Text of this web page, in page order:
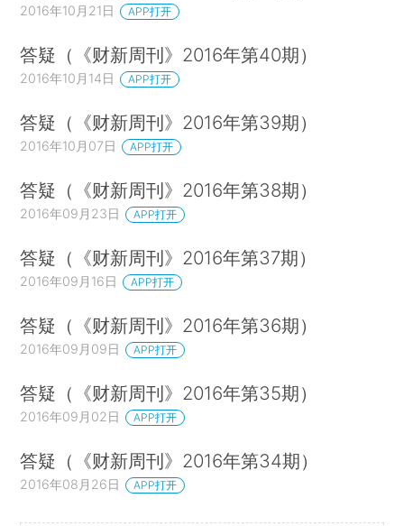
2016年10月21日 APP打开
答疑（《财新周刊》2016年第40期）
2016年10月14日 APP打开
答疑（《财新周刊》2016年第39期）
2016年10月07日 APP打开
答疑（《财新周刊》2016年第38期）
2016年09月23日 APP打开
答疑（《财新周刊》2016年第37期）
2016年09月16日 APP打开
答疑（《财新周刊》2016年第36期）
2016年09月09日 APP打开
答疑（《财新周刊》2016年第35期）
2016年09月02日 APP打开
答疑（《财新周刊》2016年第34期）
2016年08月26日 APP打开